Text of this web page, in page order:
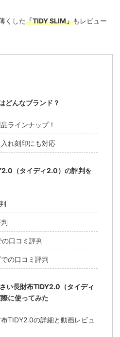
くした「TIDY SLIM」もレビュー
どんなブランド？
ラインナップ！
れ刻印にも対応
（タイディ2.0）の評判を
口コミ評判
の口コミ評判
い長財布TIDY2.0（タイディ
に使ってみた
TIDY2.0の詳細と動画レビュ